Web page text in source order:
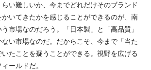
い難しいか、今までどれだけそのブランド
いてきたかを感じることができるのが、南
市場なのだろう。「日本製」と「高品質」
い市場なのだ。だからこそ、今まで「当た
いたことを疑うことができる。視野を広げる
ールドだ。